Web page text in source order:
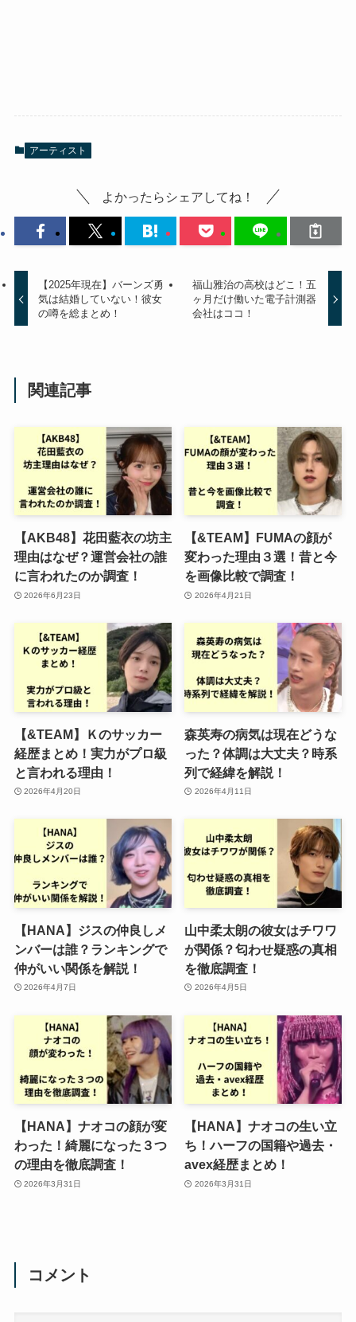
アーティスト
よかったらシェアしてね！
【2025年現在】バーンズ勇
気は結婚していない！彼女
の噂を総まとめ！
福山雅治の高校はどこ！五
ヶ月だけ働いた電子計測器
会社はココ！
関連記事
【AKB48】花田藍衣の坊主
理由はなぜ？運営会社の誰
に言われたのか調査！
2026年6月23日
【&TEAM】FUMAの顔が
変わった理由３選！昔と今
を画像比較で調査！
2026年4月21日
【&TEAM】Ｋのサッカー
経歴まとめ！実力がプロ級
と言われる理由！
2026年4月20日
森英寿の病気は現在どうな
った？体調は大丈夫？時系
列で経緯を解説！
2026年4月11日
【HANA】ジスの仲良しメ
ンバーは誰？ランキングで
仲がいい関係を解説！
2026年4月7日
山中柔太朗の彼女はチワワ
が関係？匂わせ疑惑の真相
を徹底調査！
2026年4月5日
【HANA】ナオコの顔が変
わった！綺麗になった３つ
の理由を徹底調査！
2026年3月31日
【HANA】ナオコの生い立
ち！ハーフの国籍や過去・
avex経歴まとめ！
2026年3月31日
コメント